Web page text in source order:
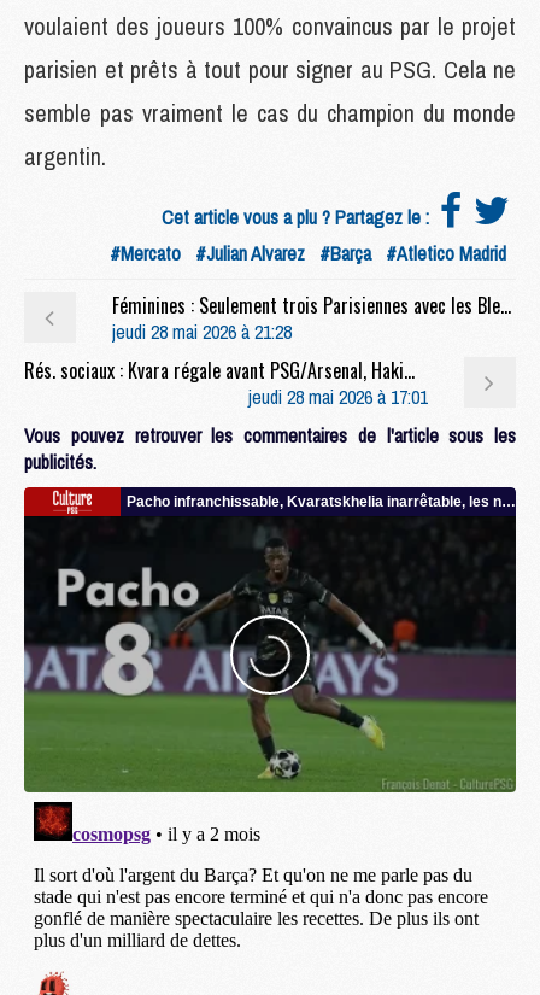
voulaient des joueurs 100% convaincus par le projet
parisien et prêts à tout pour signer au PSG. Cela ne
semble pas vraiment le cas du champion du monde
argentin.
Cet article vous a plu ? Partagez le :
#Mercato #Julian Alvarez #Barça #Atletico Madrid
Féminines : Seulement trois Parisiennes avec les Bleues pour affronter la Pologne et l'Irlande
jeudi 28 mai 2026 à 21:28
Rés. sociaux : Kvara régale avant PSG/Arsenal, Hakimi décisif
jeudi 28 mai 2026 à 17:01
Vous pouvez retrouver les commentaires de l'article sous les
publicités.